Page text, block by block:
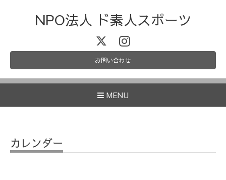
NPO法人 ド素人スポーツ
お問い合わせ
MENU
カレンダー